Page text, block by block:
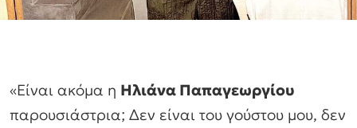
«Είναι ακόμα η Ηλιάνα Παπαγεωργίου
παρουσιάστρια; Δεν είναι του γούστου μου, δεν